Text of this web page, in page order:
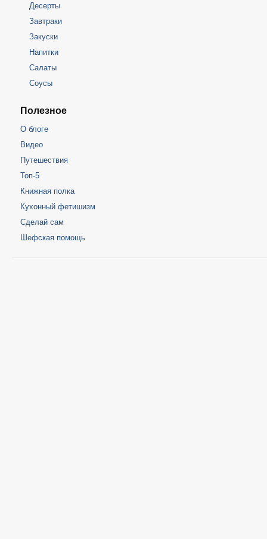
Десерты
Завтраки
Закуски
Напитки
Салаты
Соусы
Полезное
О блоге
Видео
Путешествия
Топ-5
Книжная полка
Кухонный фетишизм
Сделай сам
Шефская помощь